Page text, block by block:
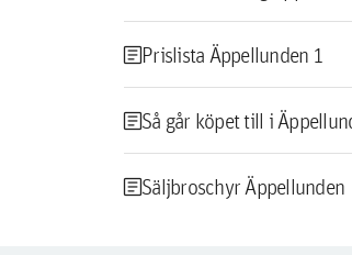
articlePrislista Äppellunden 1
articleSå går köpet till i
articleSäljbroschyr Äppellunden